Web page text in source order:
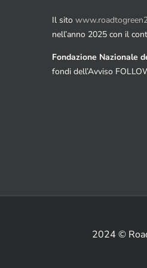
Il sito
nell’anno 2025 con il
Fondazione Nazionale
fondi dell’Avviso
2024 ©